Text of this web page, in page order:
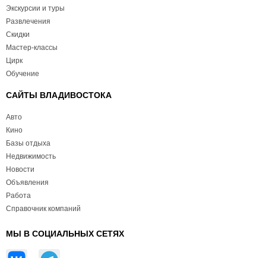
Экскурсии и туры
Развлечения
Скидки
Мастер-классы
Цирк
Обучение
САЙТЫ ВЛАДИВОСТОКА
Авто
Кино
Базы отдыха
Недвижимость
Новости
Объявления
Работа
Справочник компаний
МЫ В СОЦИАЛЬНЫХ СЕТЯХ